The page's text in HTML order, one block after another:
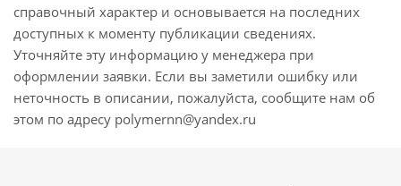
справочный характер и основывается на последних
доступных к моменту публикации сведениях.
Уточняйте эту информацию у менеджера при
оформлении заявки. Если вы заметили ошибку или
неточность в описании, пожалуйста, сообщите нам об
этом по адресу polymernn@yandex.ru